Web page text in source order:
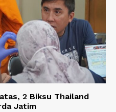
2 Biksu Thailand
Jatim